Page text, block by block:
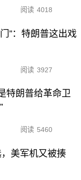
阅读 4018
”：特朗普这出戏
阅读 3927
特朗普给革命卫
阅读 5460
美军机又被揍